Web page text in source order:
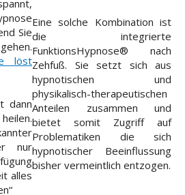
Sie
löst
dann
nur
alles
Eine solche Kombination ist
die integrierte
FunktionsHypnose® nach
Zehfuß. Sie setzt sich aus
hypnotischen und
physikalisch-therapeutischen
Anteilen zusammen und
bietet somit Zugriff auf
Problematiken die sich
hypnotischer Beeinflussung
bisher vermeintlich entzogen.